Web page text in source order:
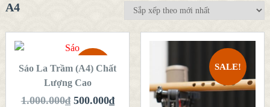
A4
SALE!
QUICK LOOK
THÊM VÀO
GIỎ HÀNG
Sáo La Trầm (A4) Chất
Lượng Cao
1.000.000₫ 500.000₫
SALE!
QUICK LOOK